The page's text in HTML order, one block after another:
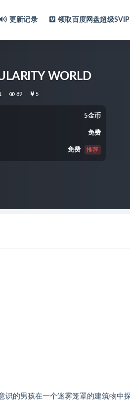
更新记录 领取百度网盘超级SVIP
WORLD
89 5
5金币
免费
免费 推荐
识的男孩在一个迷雾笼罩的建筑物中